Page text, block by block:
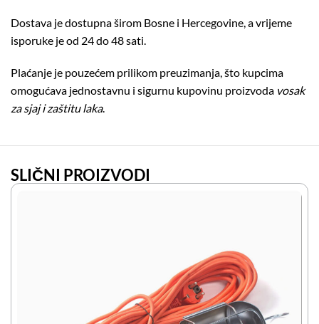
Dostava je dostupna širom Bosne i Hercegovine, a vrijeme
isporuke je od 24 do 48 sati.
Plaćanje je pouzećem prilikom preuzimanja, što kupcima
omogućava jednostavnu i sigurnu kupovinu proizvoda vosak
za sjaj i zaštitu laka.
SLIČNI PROIZVODI